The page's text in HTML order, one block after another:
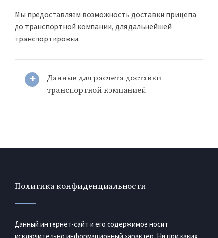
Мы предоставляем возможность доставки прицепа
до транспортной компании, для дальнейшей
транспортировки.
Данные для расчета доставки
транспортной компанией
Политика конфиденциальности
Данный интернет-сайт и его содержимое носит
исключительно информационный характер. Ни при каких